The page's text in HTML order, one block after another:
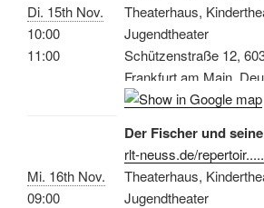
Di. 15th Nov.
10:00
11:00
Theaterhaus,
Jugendtheater
Schützenstraße 12,
Frankfurt am Main,
Mi. 16th Nov.
09:00
Der Fischer und
rlt-neuss.de/
Theaterhaus,
Jugendtheater